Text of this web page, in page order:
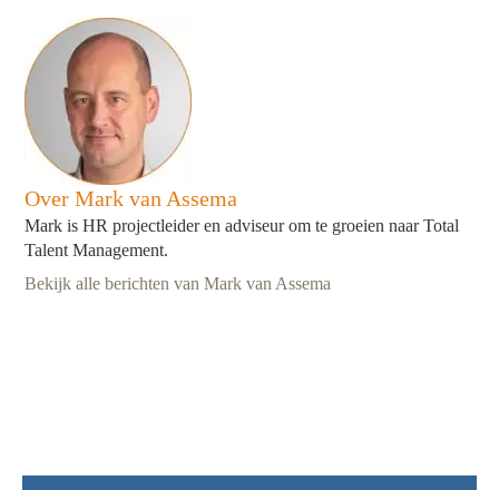
Over Mark van Assema
Mark is HR projectleider en adviseur om te groeien naar Total
Talent Management.
Bekijk alle berichten van Mark van Assema